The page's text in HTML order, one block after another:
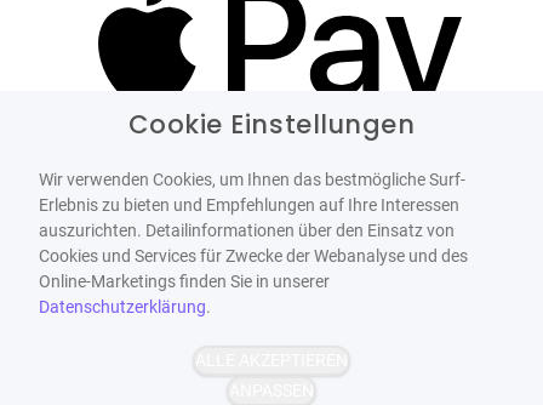
Cookie Einstellungen
Wir verwenden Cookies, um Ihnen das bestmögliche Surf-
Erlebnis zu bieten und Empfehlungen auf Ihre Interessen
auszurichten. Detailinformationen über den Einsatz von
Cookies und Services für Zwecke der Webanalyse und des
Online-Marketings finden Sie in unserer
Datenschutzerklärung.
ALLE AKZEPTIEREN
ANPASSEN